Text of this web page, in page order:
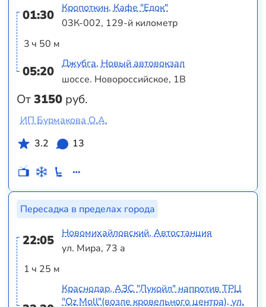
01:30
3 ч 50 м
05:20
От3150 руб.
Кропоткин, Кафе "Едок"
03К-002, 129-й километр
Джубга, Новый автовокзал
шоссе. Новороссийское, 1В
ИП Бурмакова О.А.
3.2
13
Пересадка в пределах города
22:05
1 ч 25 м
Новомихайловский, Автостанция
ул. Мира, 73 а
Краснодар, АЗС "Лукойл" напротив ТРЦ
"Оz Moll"(возле кровельного центра), ул.